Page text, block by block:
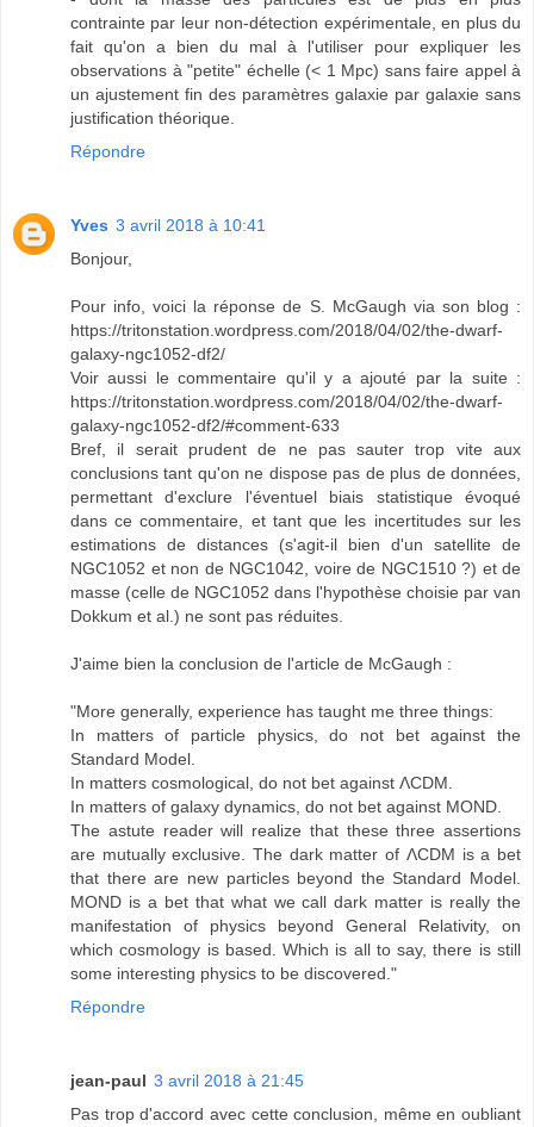
contrainte par leur non-détection expérimentale, en plus du
fait qu'on a bien du mal à l'utiliser pour expliquer les
observations à "petite" échelle (< 1 Mpc) sans faire appel à
un ajustement fin des paramètres galaxie par galaxie sans
justification théorique.
Répondre
Yves 3 avril 2018 à 10:41
Bonjour,
Pour info, voici la réponse de S. McGaugh via son blog :
https://tritonstation.wordpress.com/2018/04/02/the-dwarf-
galaxy-ngc1052-df2/
Voir aussi le commentaire qu'il y a ajouté par la suite :
https://tritonstation.wordpress.com/2018/04/02/the-dwarf-
galaxy-ngc1052-df2/#comment-633
Bref, il serait prudent de ne pas sauter trop vite aux
conclusions tant qu'on ne dispose pas de plus de données,
permettant d'exclure l'éventuel biais statistique évoqué
dans ce commentaire, et tant que les incertitudes sur les
estimations de distances (s'agit-il bien d'un satellite de
NGC1052 et non de NGC1042, voire de NGC1510 ?) et de
masse (celle de NGC1052 dans l'hypothèse choisie par van
Dokkum et al.) ne sont pas réduites.
J'aime bien la conclusion de l'article de McGaugh :
"More generally, experience has taught me three things:
In matters of particle physics, do not bet against the
Standard Model.
In matters cosmological, do not bet against ΛCDM.
In matters of galaxy dynamics, do not bet against MOND.
The astute reader will realize that these three assertions
are mutually exclusive. The dark matter of ΛCDM is a bet
that there are new particles beyond the Standard Model.
MOND is a bet that what we call dark matter is really the
manifestation of physics beyond General Relativity, on
which cosmology is based. Which is all to say, there is still
some interesting physics to be discovered."
Répondre
jean-paul 3 avril 2018 à 21:45
Pas trop d'accord avec cette conclusion, même en oubliant